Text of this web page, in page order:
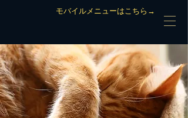
モバイルメニューはこちら→